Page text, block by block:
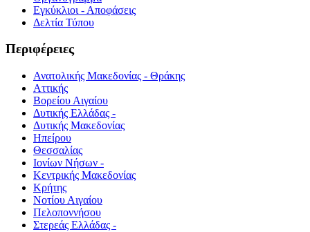
Εγκύκλιοι - Αποφάσεις
Δελτία Τύπου
Περιφέρειες
Ανατολικής Μακεδονίας - Θράκης
Αττικής
Βορείου Αιγαίου
Δυτικής Ελλάδας -
Δυτικής Μακεδονίας
Ηπείρου
Θεσσαλίας
Ιονίων Νήσων -
Κεντρικής Μακεδονίας
Κρήτης
Νοτίου Αιγαίου
Πελοποννήσου
Στερεάς Ελλάδας -